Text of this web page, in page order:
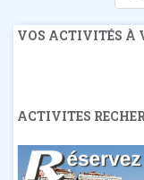
VOS ACTIVITÉS À
ACTIVITES